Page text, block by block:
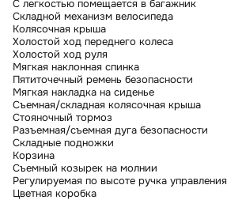
С легкостью помещается в багажник
Складной механизм велосипеда
Колясочная крыша
Холостой ход переднего колеса
Холостой ход руля
Мягкая наклонная спинка
Пятиточечный ремень безопасности
Мягкая накладка на сиденье
Съемная/складная колясочная крыша
Стояночный тормоз
Разъемная/съемная дуга безопасности
Складные подножки
Корзина
Съемный козырек на молнии
Регулируемая по высоте ручка управления
Цветная коробка